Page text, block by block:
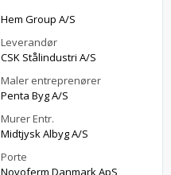
Hem Group A/S
Leverandør
CSK Stålindustri A/S
Maler entreprenører
Penta Byg A/S
Murer Entr.
Midtjysk Albyg A/S
Porte
Novoferm Danmark ApS